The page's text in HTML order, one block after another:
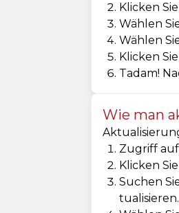
Klicken
Wählen
Wählen
Klicken
Tadam!
Wie man
Zugriff auf
Klicken
Suchen
tualisieren.